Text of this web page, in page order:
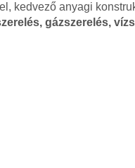
kedvező anyagi
gázszerelés,